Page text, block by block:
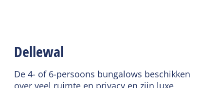
Huisdiervrij
Slaapkamer begane
grond
Sauna prive
Dellewal
De 4- of 6-persoons bungalows beschikken
over veel ruimte en privacy en zijn luxe